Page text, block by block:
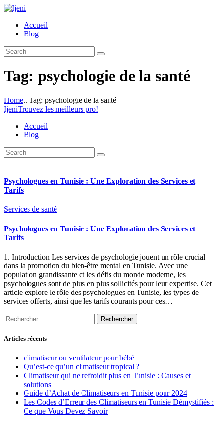
Accueil
Blog
Tag: psychologie de la santé
Home...Tag: psychologie de la santé
IjeniTrouvez les meilleurs pro!
Accueil
Blog
Psychologues en Tunisie : Une Exploration des Services et
Tarifs
Services de santé
Psychologues en Tunisie : Une Exploration des Services et
Tarifs
1. Introduction Les services de psychologie jouent un rôle crucial
dans la promotion du bien-être mental en Tunisie. Avec une
population grandissante et les défis du monde moderne, les
psychologues sont de plus en plus sollicités pour leur expertise. Cet
article explore le rôle des psychologues en Tunisie, les types de
services offerts, ainsi que les tarifs courants pour ces…
Rechercher :
Articles récents
climatiseur ou ventilateur pour bébé
Qu’est-ce qu’un climatiseur tropical ?
Climatiseur qui ne refroidit plus en Tunisie : Causes et
solutions
Guide d’Achat de Climatiseurs en Tunisie pour 2024
Les Codes d’Erreur des Climatiseurs en Tunisie Démystifiés :
Ce que Vous Devez Savoir